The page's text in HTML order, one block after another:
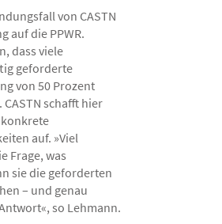
von CASTN
auf die PPWR.
dass viele
geforderte
von 50 Prozent
schafft hier
auf. »Viel
Frage, was
sie die geforderten
– und genau
so Lehmann.